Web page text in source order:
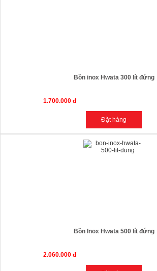
Bồn inox Hwata 300 lít đứng
1.700.000 đ
Bồn Inox Hwata 500 lít đứng
2.060.000 đ